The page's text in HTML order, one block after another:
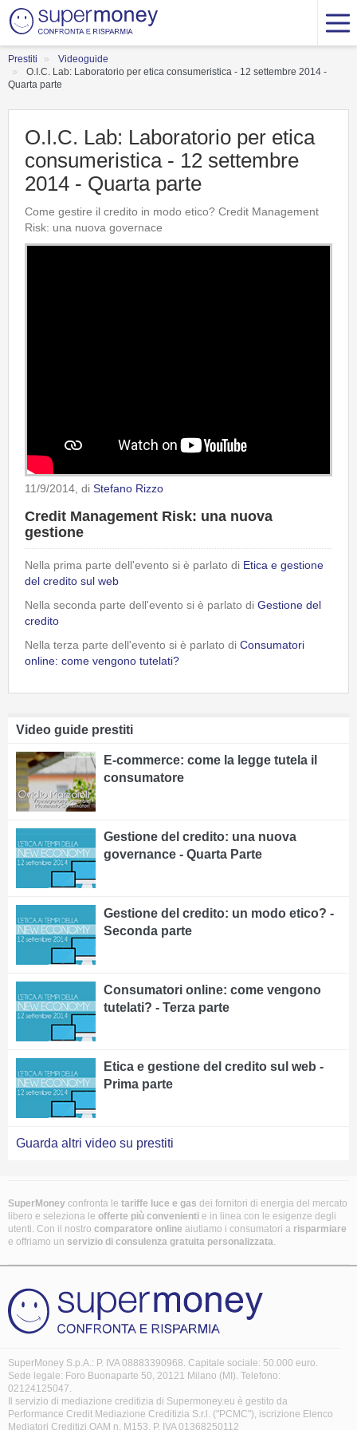
Prestiti
Videoguide
O.I.C. Lab: Laboratorio per etica consumeristica - 12 settembre 2014 -
Quarta parte
O.I.C. Lab: Laboratorio per etica
consumeristica - 12 settembre
2014 - Quarta parte
Come gestire il credito in modo etico? Credit Management
Risk: una nuova governace
11/9/2014 , di Stefano Rizzo
Credit Management Risk: una nuova
gestione
Nella prima parte dell'evento si è parlato di Etica e gestione
del credito sul web
Nella seconda parte dell'evento si è parlato di Gestione del
credito
Nella terza parte dell'evento si è parlato di Consumatori
online: come vengono tutelati?
Video guide prestiti
E-commerce: come la legge tutela il
consumatore
Gestione del credito: una nuova
governance - Quarta Parte
Gestione del credito: un modo etico? -
Seconda parte
Consumatori online: come vengono
tutelati? - Terza parte
Etica e gestione del credito sul web -
Prima parte
Guarda altri video su prestiti
SuperMoney confronta le tariffe luce e gas dei fornitori di energia del mercato
libero e seleziona le offerte più convenienti e in linea con le esigenze degli
utenti. Con il nostro comparatore online aiutiamo i consumatori a risparmiare
e offriamo un servizio di consulenza gratuita personalizzata
SuperMoney S.p.A.: P. IVA 08883390968. Capitale sociale: 50.000 euro.
Sede legale: Foro Buonaparte 50, 20121 Milano (MI). Telefono:
02124125047.
Il servizio di mediazione creditizia di Supermoney.eu è gestito da
Performance Credit Mediazione Creditizia S.r.l. ("PCMC"), iscrizione Elenco
Mediatori Creditizi OAM n. M153, P. IVA 01368250112